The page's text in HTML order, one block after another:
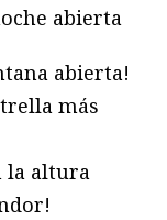
abierta
abierta!
más
la altura